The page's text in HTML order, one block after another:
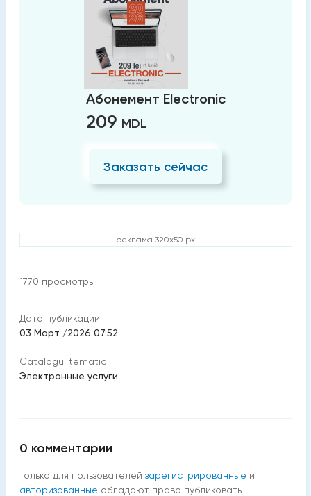
Абонемент Electronic
209 MDL
Заказать сейчас
реклама 320x50 px
1770 просмотры
Дата публикации:
03 Март /2026 07:52
Catalogul tematic
Электронные услуги
0 комментарии
Только для пользователей зарегистрированные и
авторизованные обладают право публиковать